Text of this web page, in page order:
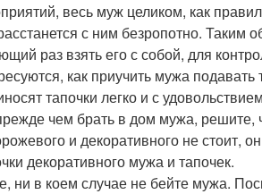
весь муж целиком, как
с ним безропотно.
раз взять его с собой, для
как приучить мужа
тапочки легко и с
чем брать в дом мужа,
и декоративного не стоит,
декоративного мужа и тапочек.
ни в коем случае не бейте мужа.